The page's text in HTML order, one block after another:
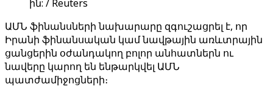
ին: / Reuters
ԱՄՆ ֆինանսների նախարարը զգուշացրել է, որ
Իրանի ֆինանսական կամ նավթային առևտրային
ցանցերին օժանդակող բոլոր անհատներն ու
նավերը կարող են ենթարկվել ԱՄՆ
պատժամիջոցների։